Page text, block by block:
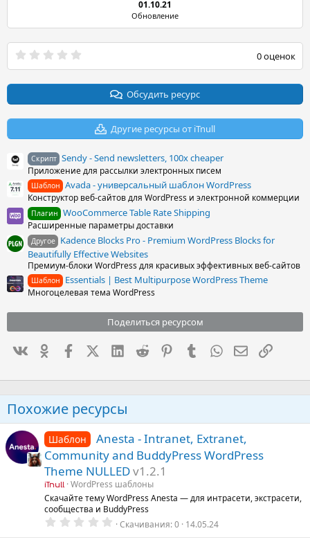
01.10.21
Обновление
0
0
в
з
0 оценок
Обсудить ресурс
Другие ресурсы от iTnull
Скрипт Sendy - Send newsletters, 100x cheaper
Приложение для рассылки электронных писем
Шаблон Avada - универсальный шаблон WordPress
Конструктор веб-сайтов для WordPress и электронной коммерции
Плагин WooCommerce Table Rate Shipping
Расширенные параметры доставки
Другое Kadence Blocks Pro - Premium WordPress Blocks for
Beautifully Effective Websites
Премиум-блоки WordPress для красивых эффективных веб-сайтов
Шаблон Essentials | Best Multipurpose WordPress Theme
Многоцелевая тема WordPress
Поделиться ресурсом
ВконтактеОдноклассники
FacebookX (Twitter)LinkedIn
Reddit PinterestTumblrWhatsAppСсылка
Похожие ресурсы
Шаблон
Anesta - Intranet, Extranet,
Community and BuddyPress WordPress
Theme NULLEDv1.2.1
iTnull
WordPress шаблоны
Скачайте тему WordPress Anesta — для интрасети, экстрасети,
сообщества и BuddyPress
0Скачивания 0 14.05.24